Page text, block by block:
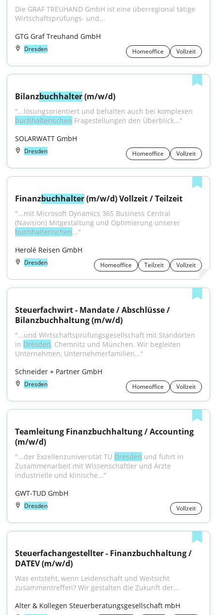
Die GRAF TREUHAND GmbH ist eine überregional tätige
Wirtschaftsprüfungs- und...
GTG Graf Treuhand GmbH
Dresden Homeoffice Vollzeit
Bilanzbuchhalter (m/w/d)
buchhalterischen Fragestellungen den Überblick..."
SOLARWATT GmbH
Dresden Homeoffice Vollzeit
Finanzbuchhalter (m/w/d) Vollzeit / Teilzeit
"...mit Microsoft Dynamics 365 Business Central
buchhalterischen..."
Herolé Reisen GmbH
Dresden Homeoffice Teilzeit Vollzeit
Steuerfachwirt - Mandate / Abschlüsse /
Bilanzbuchhaltung (m/w/d)
"...und Wirtschaftsprüfungsgesellschaft mit Standorten
in Dresden, Chemnitz und München. Wir begleiten
Unternehmen, Unternehmerfamilien..."
Schneider + Partner GmbH
Dresden Homeoffice Vollzeit
Teamleitung Finanzbuchhaltung / Accounting
(m/w/d)
"...der Exzellenzuniversität TU Dresden und führt in
Zusammenarbeit mit Wissenschaftler und Ärzte
industrielle und klinische..."
GWT-TUD GmbH
Dresden Vollzeit
Steuerfachangestellter - Finanzbuchhaltung /
DATEV (m/w/d)
Was entsteht, wenn Leidenschaft und Weitsicht
zusammentreffen? Wir gestalten die Zukunft der...
Alter & Kollegen Steuerberatungsgesellschaft mbH